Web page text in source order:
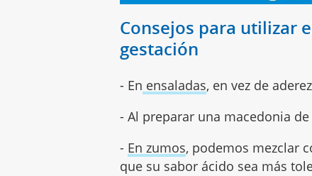
Consejos para utilizar
gestación
- En ensaladas, en vez de
- Al preparar una macedonia
- En zumos, podemos mezclar
que su sabor ácido sea más